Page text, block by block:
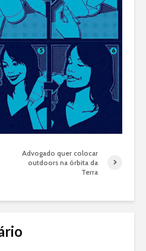
Advogado quer colocar
outdoors na órbita da
Terra